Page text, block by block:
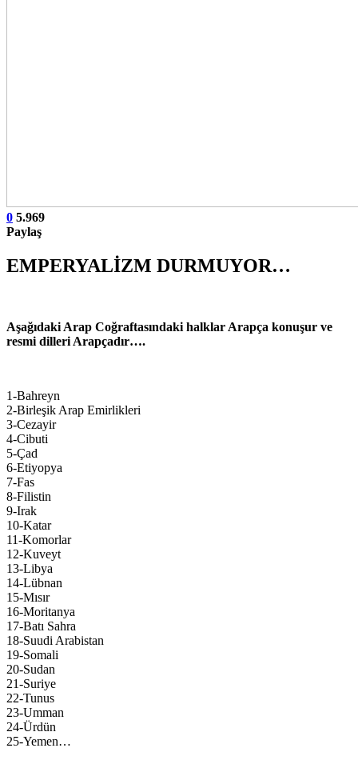
0 5.969
Paylaş
EMPERYALİZM DURMUYOR…
Aşağıdaki Arap Coğraftasındaki halklar Arapça konuşur ve
resmi dilleri Arapçadır….
1-Bahreyn
2-Birleşik Arap Emirlikleri
3-Cezayir
4-Cibuti
5-Çad
6-Etiyopya
7-Fas
8-Filistin
9-Irak
10-Katar
11-Komorlar
12-Kuveyt
13-Libya
14-Lübnan
15-Mısır
16-Moritanya
17-Batı Sahra
18-Suudi Arabistan
19-Somali
20-Sudan
21-Suriye
22-Tunus
23-Umman
24-Ürdün
25-Yemen…